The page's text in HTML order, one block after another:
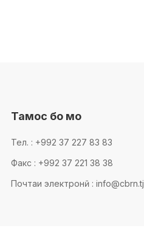
Тамос бо мо
Тел. : +992 37 227 83 83
Факс : +992 37 221 38 38
Почтаи электронӣ : info@cbrn.tj